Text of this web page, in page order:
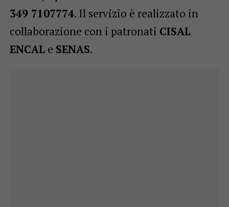
349 7107774. Il servizio è realizzato in
collaborazione con i patronati CISAL
ENCALe SENAS.